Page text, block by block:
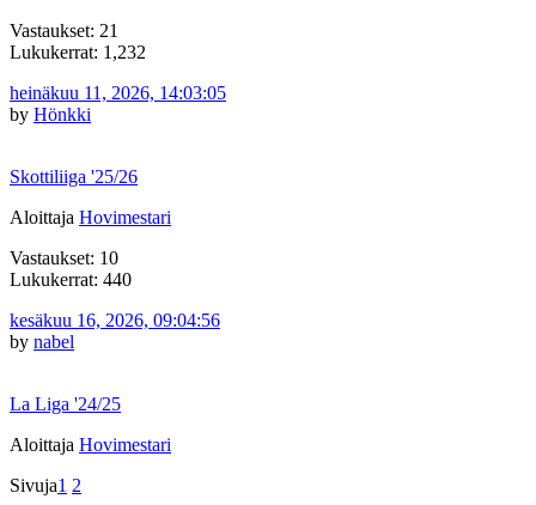
Vastaukset: 21
Lukukerrat: 1,232
heinäkuu 11, 2026, 14:03:05
by Hönkki
Skottiliiga '25/26
Aloittaja Hovimestari
Vastaukset: 10
Lukukerrat: 440
kesäkuu 16, 2026, 09:04:56
by nabel
La Liga '24/25
Aloittaja Hovimestari
Sivuja1 2